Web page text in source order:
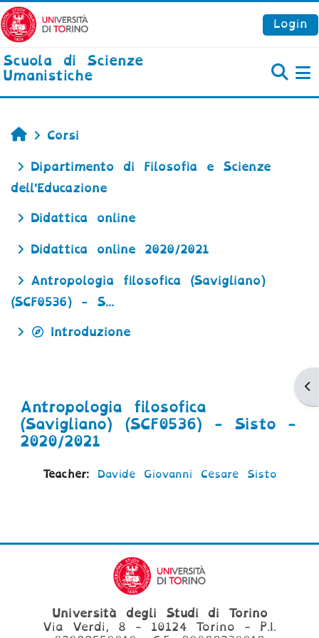
Vai al contenuto principale
Login
Scuola di Scienze
Umanistiche
Home
Corsi
Dipartimento di Filosofia e Scienze
dell'Educazione
Didattica online
Didattica online 2020/2021
Antropologia filosofica (Savigliano)
(SCF0536) - S...
Introduzione
Antropologia filosofica
(Savigliano) (SCF0536) - Sisto -
2020/2021
Teacher: Davide Giovanni Cesare Sisto
Università degli Studi di Torino
Via Verdi, 8 - 10124 Torino - P.I.